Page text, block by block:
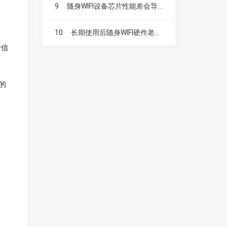
9
10 长期使用后随身WIFI硬件老化影响网速吗？